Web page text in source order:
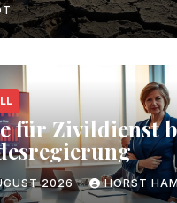
für Zivildienst
2026 HORST